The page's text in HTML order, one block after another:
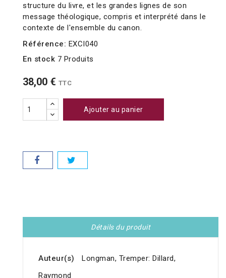
structure du livre, et les grandes lignes de son
message théologique, compris et interprété dans le
contexte de l'ensemble du canon.
Référence: EXCI040
En stock 7 Produits
38,00 € TTC
Ajouter au panier
Détails du produit
Auteur(s)
Longman, Tremper: Dillard,
Raymond